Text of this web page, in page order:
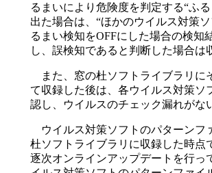
るまいにより危険度を判定する“ふ
出た場合は、“ほかのウイルス対策
るまい検知をOFFにした場合の検知
し、誤検知であると判断した場合は
また、窓の杜ソフトライブラリに
て収録した後は、各ウイルス対策ソ
認し、ウイルスのチェック漏れがな
ウイルス対策ソフトのパターンフ
杜ソフトライブラリに収録した時点
逐次オンラインアップデートを行っ